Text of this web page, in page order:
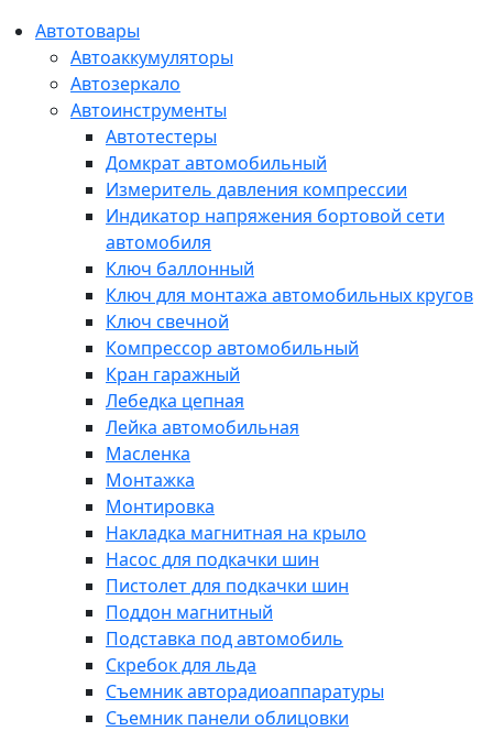
Автотовары
Автоаккумуляторы
Автозеркало
Автоинструменты
Автотестеры
Домкрат автомобильный
Измеритель давления компрессии
Индикатор напряжения бортовой сети
автомобиля
Ключ баллонный
Ключ для монтажа автомобильных кругов
Ключ свечной
Компрессор автомобильный
Кран гаражный
Лебедка цепная
Лейка автомобильная
Масленка
Монтажка
Монтировка
Накладка магнитная на крыло
Насос для подкачки шин
Пистолет для подкачки шин
Поддон магнитный
Подставка под автомобиль
Скребок для льда
Съемник авторадиоаппаратуры
Съемник панели облицовки